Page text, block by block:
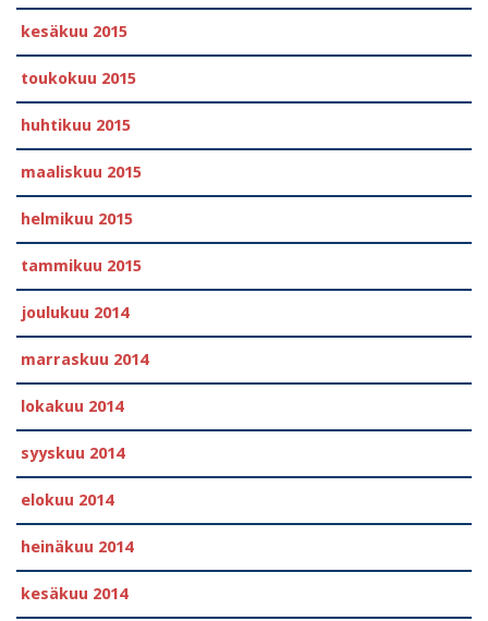
kesäkuu 2015
toukokuu 2015
huhtikuu 2015
maaliskuu 2015
helmikuu 2015
tammikuu 2015
joulukuu 2014
marraskuu 2014
lokakuu 2014
syyskuu 2014
elokuu 2014
heinäkuu 2014
kesäkuu 2014